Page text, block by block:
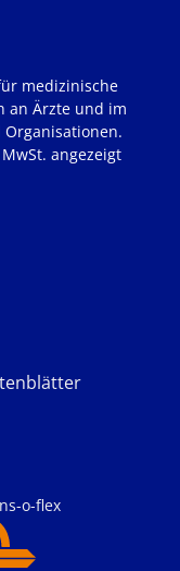
medizinische
an Ärzte und im
angezeigt
o-flex